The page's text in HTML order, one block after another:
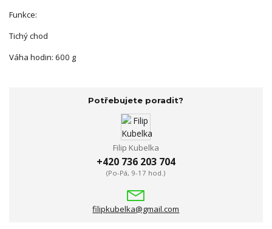
Funkce:
Tichý chod
Váha hodin: 600 g
Potřebujete poradit?
Filip Kubelka
+420 736 203 704
(Po-Pá, 9-17 hod.)
filipkubelka@gmail.com